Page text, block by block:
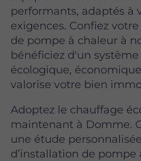
performants, adaptés à
exigences. Confiez
de pompe à chaleur à
bénéficiez d'un
écologique,
valorise votre bien
Adoptez le chauffage
maintenant à Domme.
une étude
d’installation de pompe